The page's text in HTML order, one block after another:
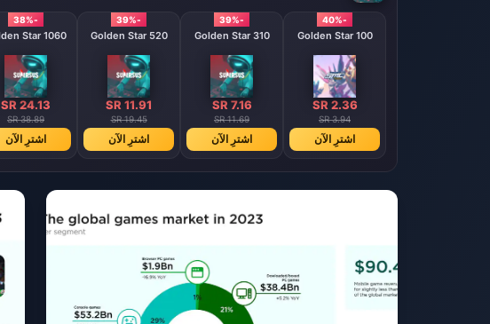
-40%
100 Golden Star
SR 2.36
SR 3.94
اشترِ الآن
-39%
310 Golden Star
SR 7.16
SR 11.69
اشترِ الآن
-39%
520 Golden Star
SR 11.91
SR 19.45
اشترِ الآن
-38%
1060 Golden Star
SR 24.13
SR 38.89
اشترِ الآن